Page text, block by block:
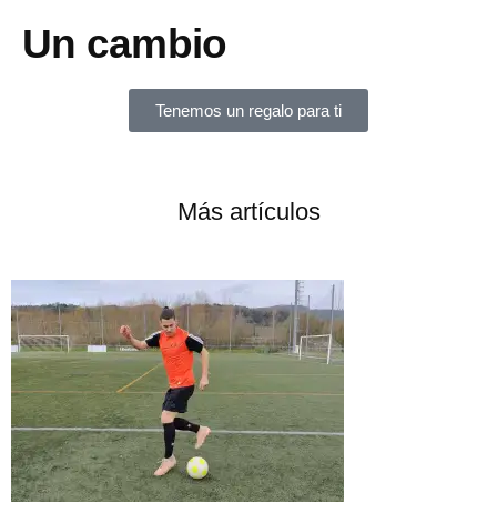
Un cambio
Tenemos un regalo para ti
Más artículos